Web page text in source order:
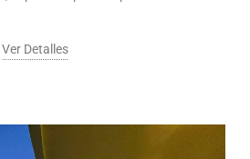
Ver Detalles